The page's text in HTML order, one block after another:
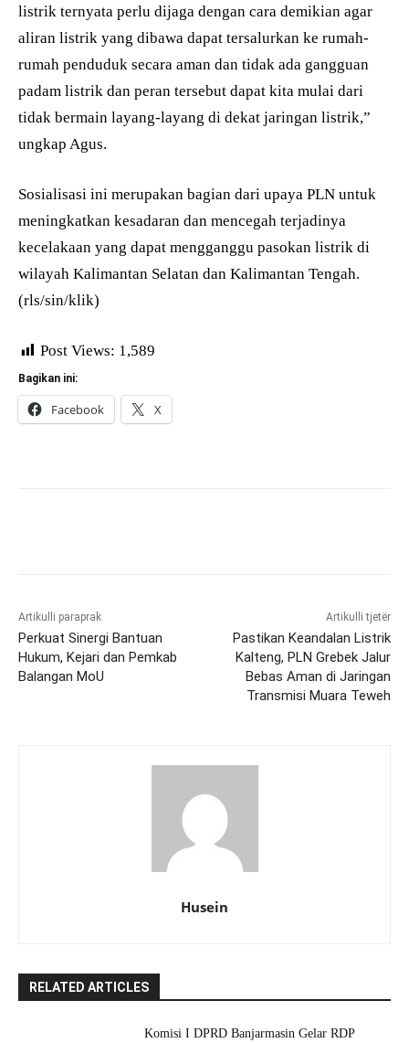
listrik ternyata perlu dijaga dengan cara demikian agar
aliran listrik yang dibawa dapat tersalurkan ke rumah-
rumah penduduk secara aman dan tidak ada gangguan
padam listrik dan peran tersebut dapat kita mulai dari
tidak bermain layang-layang di dekat jaringan listrik,”
ungkap Agus.
Sosialisasi ini merupakan bagian dari upaya PLN untuk
meningkatkan kesadaran dan mencegah terjadinya
kecelakaan yang dapat mengganggu pasokan listrik di
wilayah Kalimantan Selatan dan Kalimantan Tengah.
(rls/sin/klik)
Post Views: 1,589
Bagikan ini:
Facebook X
Artikulli paraprak
Perkuat Sinergi Bantuan
Hukum, Kejari dan Pemkab
Balangan MoU
Artikulli tjetër
Pastikan Keandalan Listrik
Kalteng, PLN Grebek Jalur
Bebas Aman di Jaringan
Transmisi Muara Teweh
Husein
RELATED ARTICLES
Komisi I DPRD Banjarmasin Gelar RDP